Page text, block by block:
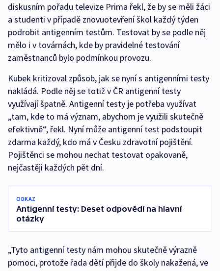
diskusním pořadu televize Prima řekl, že by se měli žáci
a studenti v případě znovuotevření škol každý týden
podrobit antigenním testům. Testovat by se podle něj
mělo i v továrnách, kde by pravidelné testování
zaměstnanců bylo podmínkou provozu.
Kubek kritizoval způsob, jak se nyní s antigenními testy
nakládá. Podle něj se totiž v ČR antigenní testy
využívají špatně. Antigenní testy je potřeba využívat
„tam, kde to má význam, abychom je využili skutečně
efektivně“, řekl. Nyní může antigenní test podstoupit
zdarma každý, kdo má v Česku zdravotní pojištění.
Pojištěnci se mohou nechat testovat opakovaně,
nejčastěji každých pět dní.
ODKAZ
Antigenní testy: Deset odpovědí na hlavní
otázky
„Tyto antigenní testy nám mohou skutečně výrazně
pomoci, protože řada dětí přijde do školy nakažená, ve